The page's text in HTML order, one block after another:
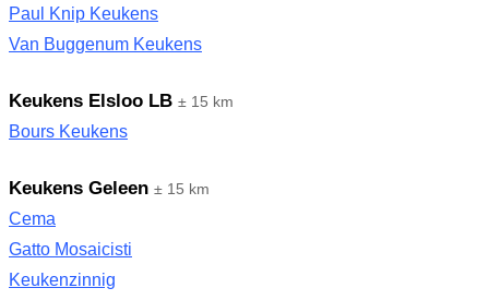
Paul Knip Keukens
Van Buggenum Keukens
Keukens Elsloo LB ± 15 km
Bours Keukens
Keukens Geleen ± 15 km
Cema
Gatto Mosaicisti
Keukenzinnig